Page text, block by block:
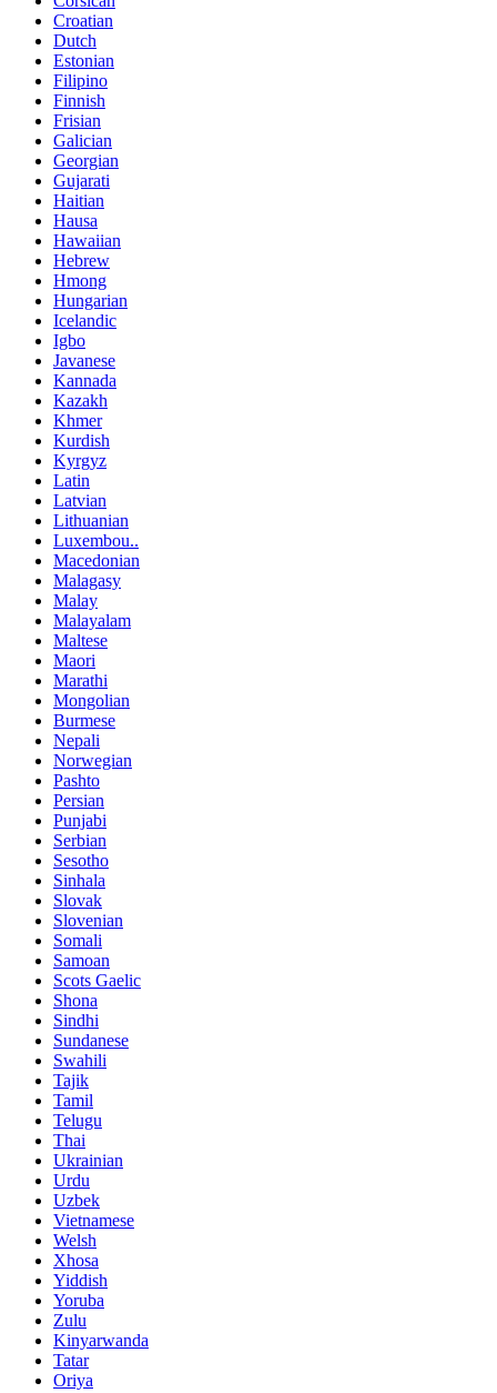
Croatian
Dutch
Estonian
Filipino
Finnish
Frisian
Galician
Georgian
Gujarati
Haitian
Hausa
Hawaiian
Hebrew
Hmong
Hungarian
Icelandic
Igbo
Javanese
Kannada
Kazakh
Khmer
Kurdish
Kyrgyz
Latin
Latvian
Lithuanian
Luxembou..
Macedonian
Malagasy
Malay
Malayalam
Maltese
Maori
Marathi
Mongolian
Burmese
Nepali
Norwegian
Pashto
Persian
Punjabi
Serbian
Sesotho
Sinhala
Slovak
Slovenian
Somali
Samoan
Scots Gaelic
Shona
Sindhi
Sundanese
Swahili
Tajik
Tamil
Telugu
Thai
Ukrainian
Urdu
Uzbek
Vietnamese
Welsh
Xhosa
Yiddish
Yoruba
Zulu
Kinyarwanda
Tatar
Oriya